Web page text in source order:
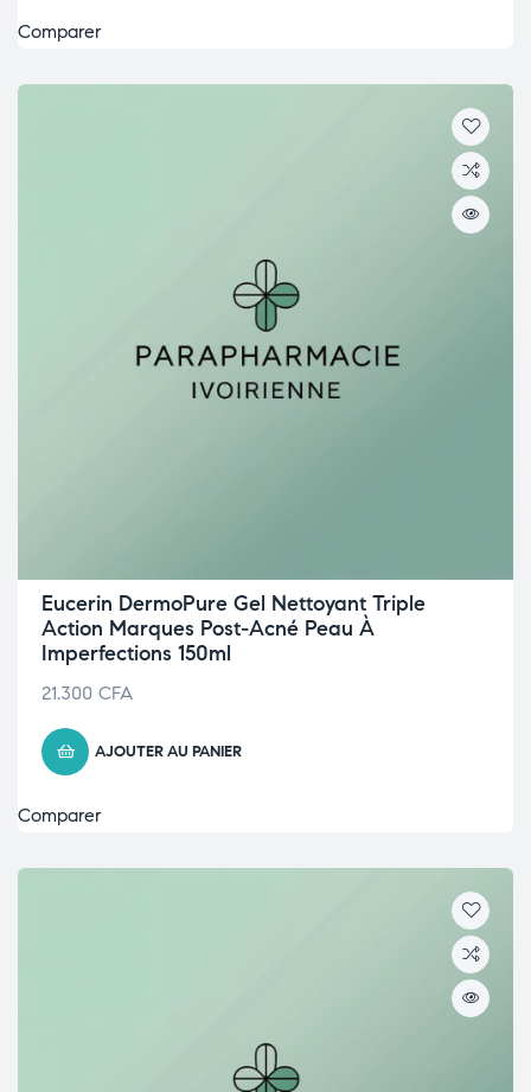
Comparer
Eucerin DermoPure Gel Nettoyant Triple
Action Marques Post-Acné Peau À
Imperfections 150ml
21.300 CFA
AJOUTER AU PANIER
Comparer